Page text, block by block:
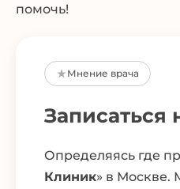
помочь!
Мнение врача
Записаться
Определяясь где
Клиник» в Москве.